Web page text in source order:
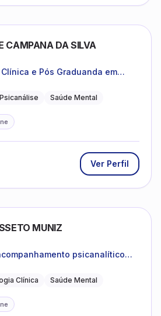
CAMPANA DA SILVA
e Pós Graduanda em
Psicanálise Saúde Mental
Ver Perfil
MUNIZ
psicanalítico
Clínica Saúde Mental